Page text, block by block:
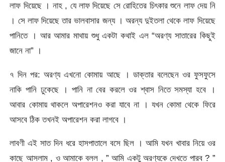
লাফ দিয়েছে । নাহ , যে লাফ দিয়েছে সে রোহিতের চিৎকার শুনে লাফ দেয় নি
। সে লাফ দিয়েছে তার ভালবাসার জন্য । অরন্য দুইতলা থেকে লাফ দিয়েছে
পানিতে । আর আমার মাথায় শুধু একটা কথাই এল “অরণ্য সাতারের কিছুই
জানে না” ।
৭ দিন পর: অরণ্য এখনো কোমায় আছে । ডাক্তার বলেছেন ওর ফুসফুসে
নাকি পানি ঢুকেছে । পানি না বের করলে ওর শ্বাস নিতে সমস্যা হবে ।
আবার কোমায় থাকলে অপারেশনও করা যাবে না । যখন কোমা থেকে ফিরে
আসবে ঠিক তখনই অপারেশন করা লাগবে ।
লাবণী এই সাত দিন ধরে হাসপাতালে বসে ছিল । আমি যখন খাবার নিয়ে ওর
কাছে আসলাম , ও আমাকে বলল , ” আমি একটু অরণ্যকে দেখতে পারব ? ”